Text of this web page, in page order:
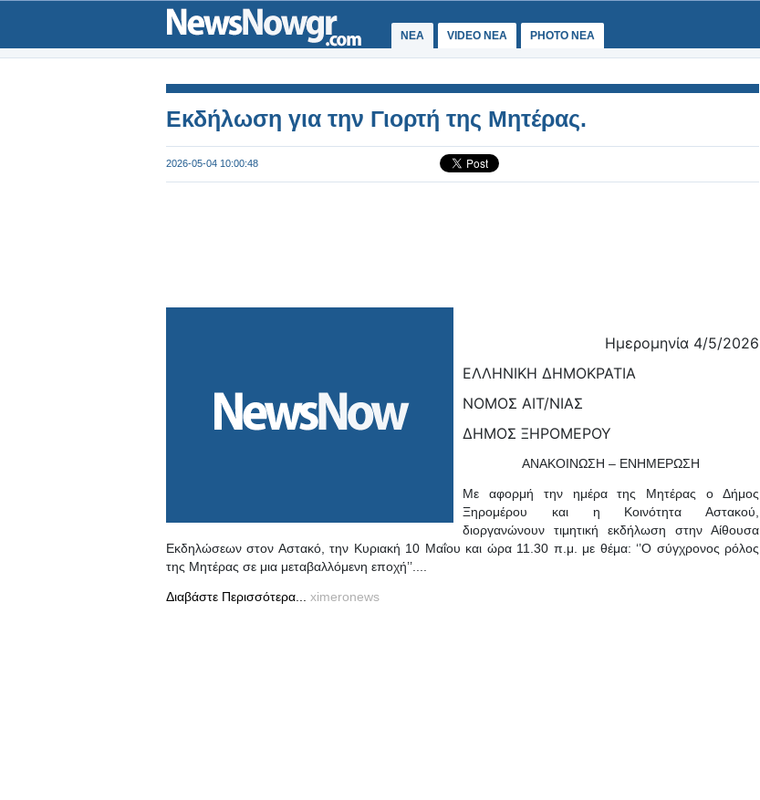
ΝΕΑ VIDEO NEA PHOTO NEA
Εκδήλωση για την Γιορτή της Μητέρας.
2026-05-04 10:00:48
Ημερομηνία 4/5/2026
ΕΛΛΗΝΙΚΗ ΔΗΜΟΚΡΑΤΙΑ
ΝΟΜΟΣ ΑΙΤ/ΝΙΑΣ
ΔΗΜΟΣ ΞΗΡΟΜΕΡΟΥ
ΑΝΑΚΟΙΝΩΣΗ – ΕΝΗΜΕΡΩΣΗ
Με αφορμή την ημέρα της Μητέρας ο Δήμος
Ξηρομέρου και η Κοινότητα Αστακού,
διοργανώνουν τιμητική εκδήλωση στην Αίθουσα
Εκδηλώσεων στον Αστακό, την Κυριακή 10 Μαΐου και ώρα 11.30 π.μ. με θέμα: ‘’Ο σύγχρονος ρόλος
της Μητέρας σε μια μεταβαλλόμενη εποχή’’....
Διαβάστε Περισσότερα... ximeronews